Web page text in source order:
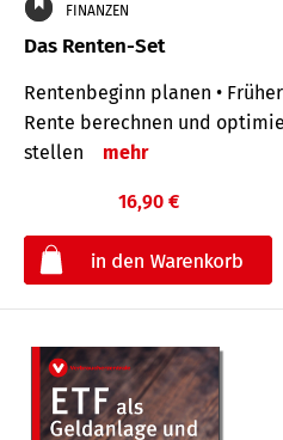
FINANZEN
Das Renten-Set
Rentenbeginn planen •
Rente berechnen und
stellen
mehr
16,90 €